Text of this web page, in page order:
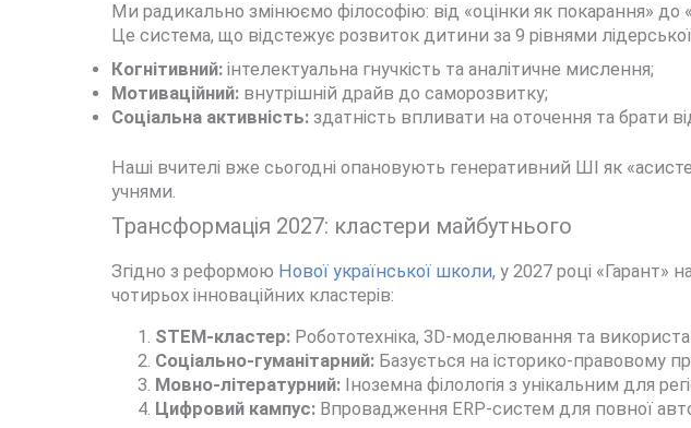
Ми радикально змінюємо філософію: від «оцінки як покарання»
Це система, що відстежує розвиток дитини за 9 рівнями
Когнітивний: інтелектуальна гнучкість та аналітичне мислення;
Мотиваційний: внутрішній драйв до саморозвитку;
Соціальна активність: здатність впливати на оточення та брати
Наші вчителі вже сьогодні опановують генеративний ШІ як
учнями.
Трансформація 2027: кластери майбутнього
Згідно з реформою Нової української школи, у 2027 році «Гарант»
чотирьох інноваційних кластерів:
STEM-кластер: Робототехніка, 3D-моделювання та
Соціально-гуманітарний: Базується на історико-правовому
Мовно-літературний: Іноземна філологія з унікальним для
Цифровий кампус: Впровадження ERP-систем для повної